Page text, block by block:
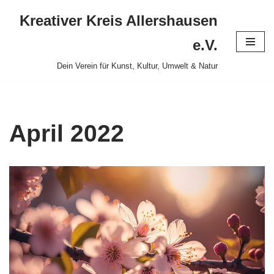
Kreativer Kreis Allershausen
e.V.
Dein Verein für Kunst, Kultur, Umwelt & Natur
April 2022